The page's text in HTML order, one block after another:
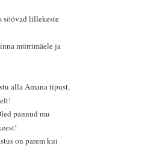
söövad lillekeste
mürrimäele ja
alla Amana tipust,
pannud mu
on parem kui